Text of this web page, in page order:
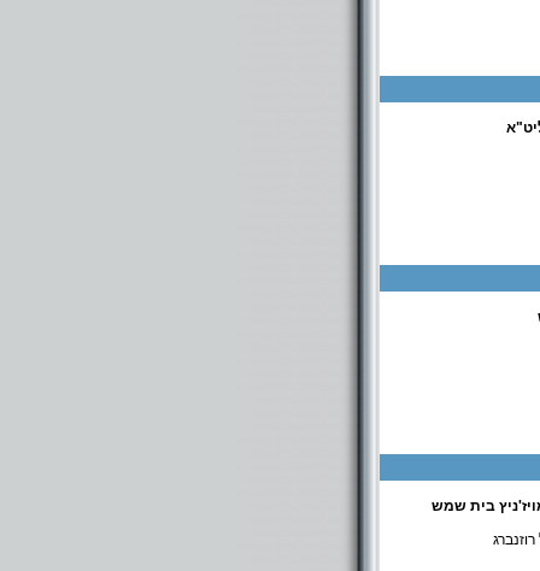
בית שמש
ישיבה קטנה אמרי חיים חפץ חיים 2 בית שמש 972-2-3740145 ישיבה גדולה: 'תורת